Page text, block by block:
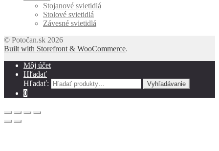
Stojanové svietidlá
Stolové svietidlá
Závesné svietidlá
© Potočan.sk 2026
Built with Storefront & WooCommerce.
Môj účet
Hľadať
Hľadať:
Vyhľadávanie
0